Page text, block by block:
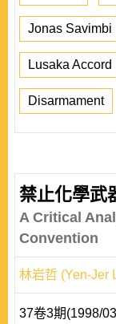
Jonas Savimbi
Lusaka Accord
Disarmament
禁止化學武
A Critical
Convention
林岩哲 (Yen-Jer
37卷3期(1998/